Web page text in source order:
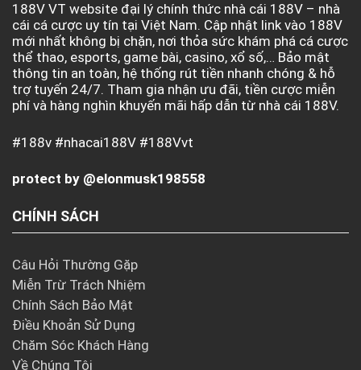
188V VT website đại lý chính thức nhà cái 188V – nhà
cái cá cược uy tín tại Việt Nam. Cập nhật link vào 188V
mới nhất không bị chặn, nơi thỏa sức khám phá cá cược
thể thao, esports, game bài, casino, xổ số,… Bảo mật
thông tin an toàn, hệ thống rút tiền nhanh chóng & hỗ
trợ tuyến 24/7. Tham gia nhận ưu đãi, tiền cược miễn
phí và hàng nghìn khuyến mãi hấp dẫn từ nhà cái 188V.
#188v #nhacai188V #188Vvt
protect by @elonmusk198558
CHÍNH SÁCH
Câu Hỏi Thường Gặp
Miễn Trừ Trách Nhiệm
Chính Sách Bảo Mật
Điều Khoản Sử Dụng
Chăm Sóc Khách Hàng
Về Chúng Tôi